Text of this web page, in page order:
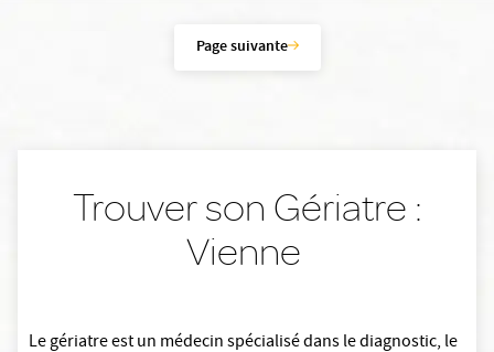
Page suivante
Trouver son Gériatre :
Vienne
Le gériatre est un médecin spécialisé dans le diagnostic, le